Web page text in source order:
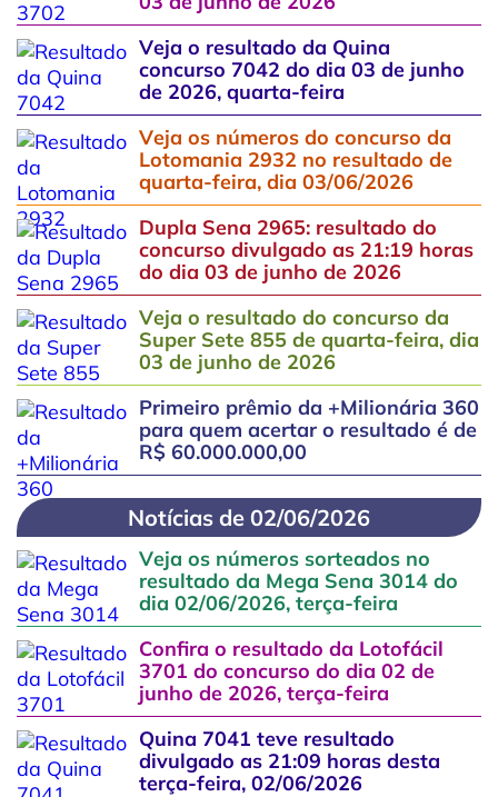
Veja o resultado da Quina
concurso 7042 do dia 03 de junho
de 2026, quarta-feira
Veja os números do concurso da
Lotomania 2932 no resultado de
quarta-feira, dia 03/06/2026
Dupla Sena 2965: resultado do
concurso divulgado as 21:19 horas
do dia 03 de junho de 2026
Veja o resultado do concurso da
Super Sete 855 de quarta-feira, dia
03 de junho de 2026
Primeiro prêmio da +Milionária 360
para quem acertar o resultado é de
R$ 60.000.000,00
Notícias de 02/06/2026
Veja os números sorteados no
resultado da Mega Sena 3014 do
dia 02/06/2026, terça-feira
Confira o resultado da Lotofácil
3701 do concurso do dia 02 de
junho de 2026, terça-feira
Quina 7041 teve resultado
divulgado as 21:09 horas desta
terça-feira, 02/06/2026